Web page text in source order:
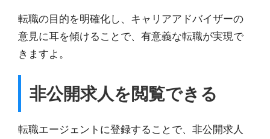
転職の目的を明確化し、キャリアアドバイザーの
意見に耳を傾けることで、有意義な転職が実現で
きますよ。
非公開求人を閲覧できる
転職エージェントに登録することで、非公開求人